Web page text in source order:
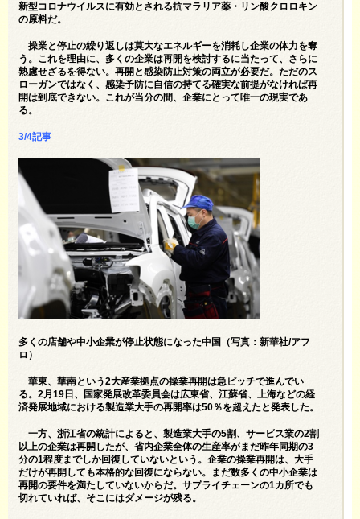
新型コロナウイルスに有効とされる抗マラリア薬・リン酸クロロキン
の原料だ。
操業と停止の繰り返しは莫大なエネルギーを消耗し企業の体力を奪
う。これを理由に、多くの企業は再開を検討するに当たって、さらに
熟慮せざるを得ない。再開と感染防止対策の両立が必要だ。ただのス
ローガンではなく、感染予防に自信の持てる確実な前提がなければ再
開は到底できない。これが当分の間、企業にとって唯一の現実であ
る。
3/4記事
多くの店舗や中小企業が停止状態になった中国（写真：新華社/アフ
ロ）
華東、華南という2大産業拠点の操業再開は急ピッチで進んでい
る。2月19日、国家発展改革委員会は広東省、江蘇省、上海などの経
済発展地域における製造業大手の再開率は50％を超えたと発表した。
一方、浙江省の統計によると、製造業大手の5割、サービス業の2割
以上の企業は再開したが、省内企業全体の生産率がまだ昨年同期の3
分の1程度までしか回復していないという。企業の操業再開は、大手
だけが再開しても本格的な回復にならない。まだ数多くの中小企業は
再開の要件を満たしていないからだ。サプライチェーンの1カ所でも
切れていれば、そこにはダメージが残る。